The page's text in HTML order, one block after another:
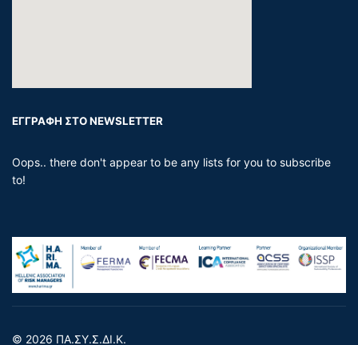
ΕΓΓΡΑΦΗ ΣΤΟ NEWSLETTER
Oops.. there don't appear to be any lists for you to subscribe
to!
© 2026 ΠΑ.ΣΥ.Σ.ΔΙ.Κ.